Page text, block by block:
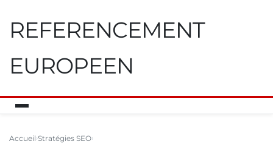
REFERENCEMENT
EUROPEEN
Accueil Stratégies SEO